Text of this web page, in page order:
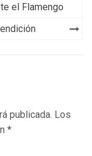
el Flamengo
publicada. Los
*